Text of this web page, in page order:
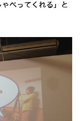
べってくれる」と